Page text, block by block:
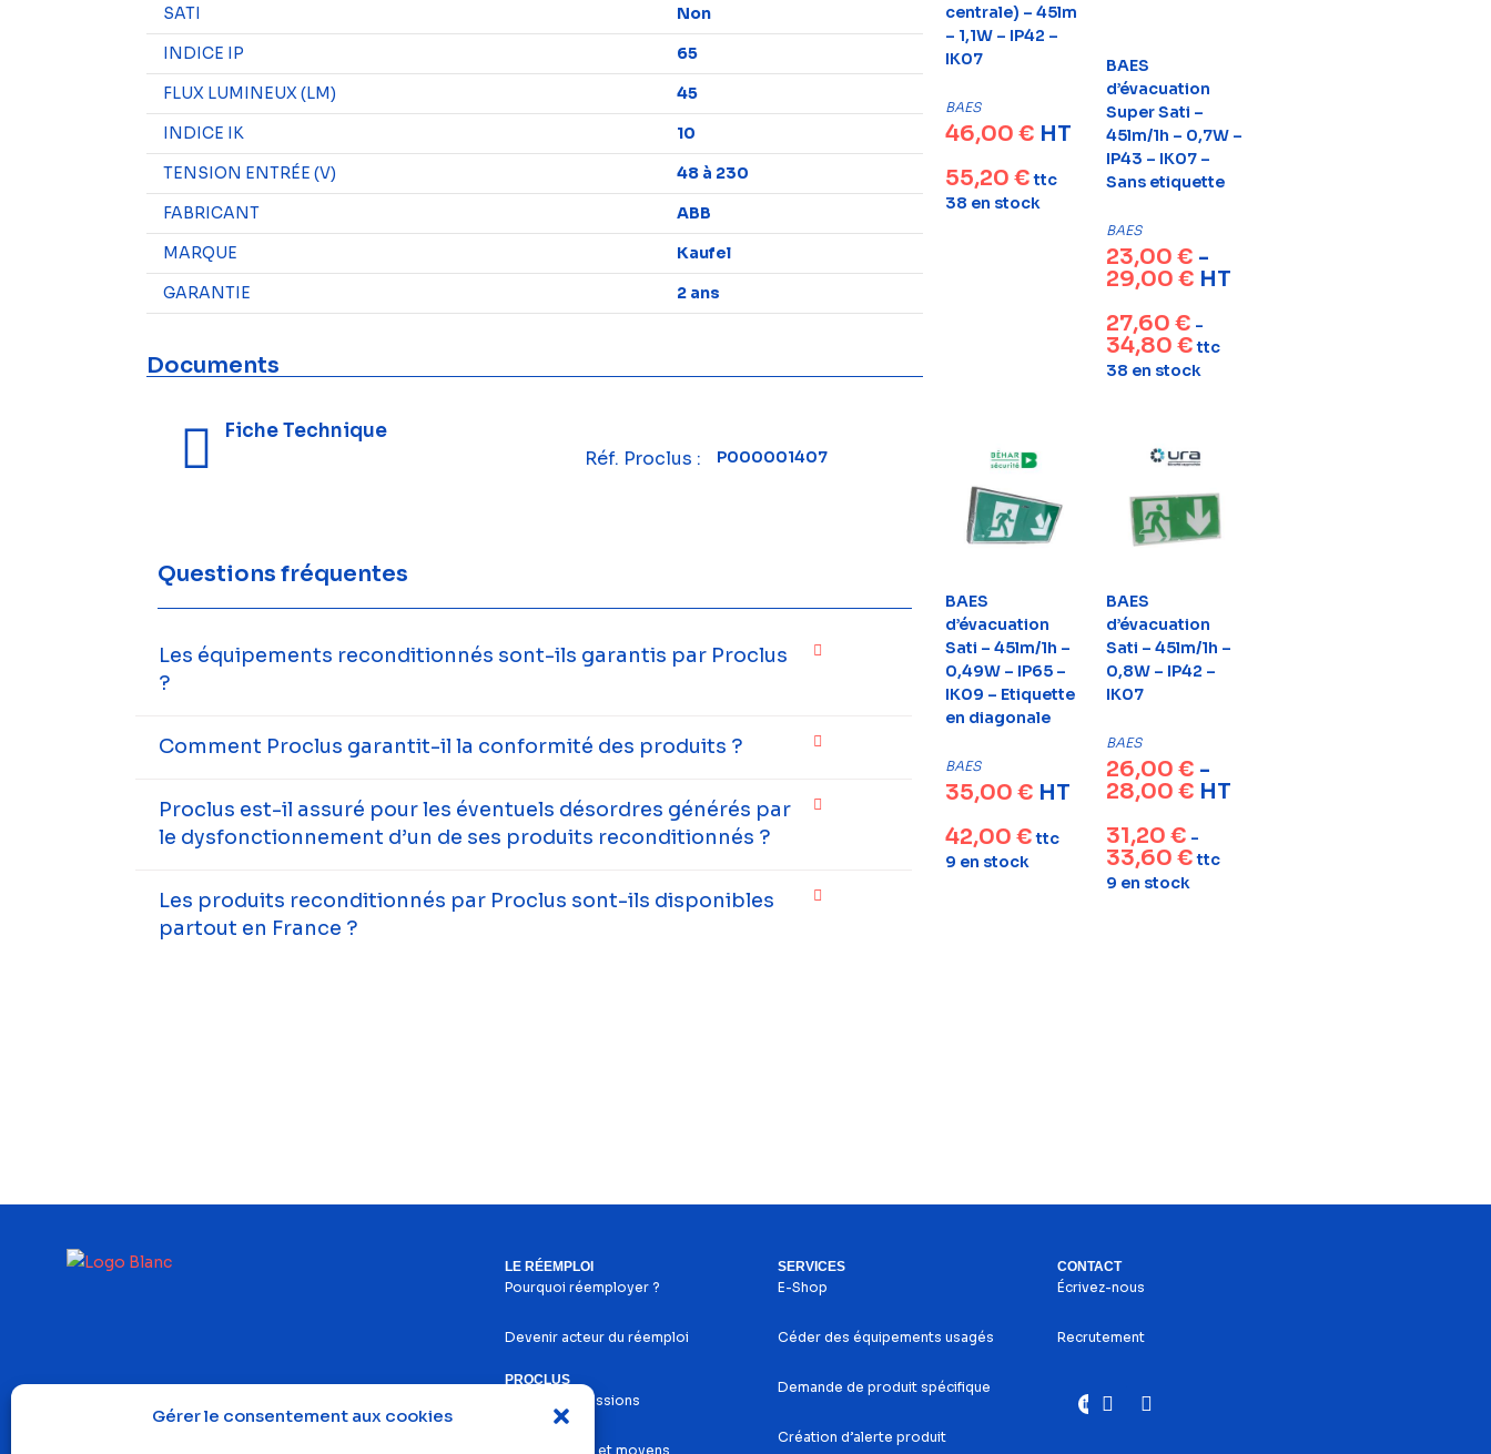
Gérer le consentement aux cookies
SATI
Non
INDICE IP
65
FLUX LUMINEUX (LM)
45
INDICE IK
10
TENSION ENTRÉE (V)
48 à 230
FABRICANT
ABB
MARQUE
Kaufel
GARANTIE
2 ans
Documents
Fiche Technique
Réf. Proclus :
P000001407
Questions fréquentes
Les équipements reconditionnés sont-ils garantis par Proclus
?
Comment Proclus garantit-il la conformité des produits ?
Proclus est-il assuré pour les éventuels désordres générés par
le dysfonctionnement d’un de ses produits reconditionnés ?
Les produits reconditionnés par Proclus sont-ils disponibles
partout en France ?
centrale) – 45lm
– 1,1W – IP42 –
IK07
BAES
46,00 € HT
55,20 €ttc
38 en stock
BAES
d’évacuation
Super Sati –
45lm/1h – 0,7W –
IP43 – IK07 –
Sans etiquette
BAES
23,00 € -
29,00 € HT
27,60 € -
34,80 €ttc
38 en stock
BAES
d’évacuation
Sati – 45lm/1h –
0,49W – IP65 –
IK09 – Etiquette
en diagonale
BAES
35,00 € HT
42,00 €ttc
9 en stock
BAES
d’évacuation
Sati – 45lm/1h –
0,8W – IP42 –
IK07
BAES
26,00 € -
28,00 € HT
31,20 € -
33,60 €ttc
9 en stock
LE RÉEMPLOI
Pourquoi réemployer ?
Devenir acteur du réemploi
PROCLUS
Histoire et missions
Nos services et moyens
SERVICES
E-Shop
Céder des équipements usagés
Demande de produit spécifique
Création d’alerte produit
CONTACT
Écrivez-nous
Recrutement